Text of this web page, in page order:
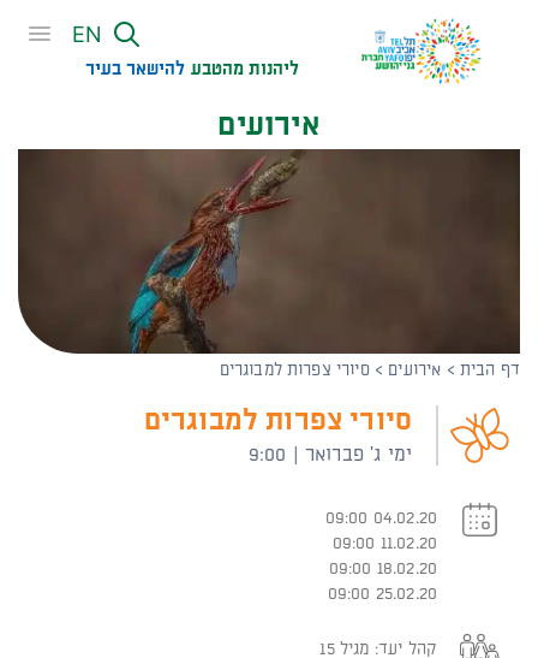
EN
ליהנות מהטבע להישאר בעיר​
אירועים
דף הבית > אירועים > סיורי צפרות למבוגרים
סיורי צפרות למבוגרים
ימי ג' פברואר | 9:00
04.02.20 09:00
11.02.20 09:00
18.02.20 09:00
25.02.20 09:00
קהל יעד: מגיל 15